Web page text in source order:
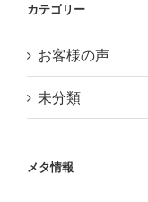
カテゴリー
お客様の声
未分類
メタ情報